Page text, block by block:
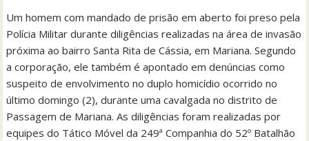
Um homem com mandado de prisão em aberto foi preso pela
Polícia Militar durante diligências realizadas na área de invasão
próxima ao bairro Santa Rita de Cássia, em Mariana. Segundo
a corporação, ele também é apontado em denúncias como
suspeito de envolvimento no duplo homicídio ocorrido no
último domingo (2), durante uma cavalgada no distrito de
Passagem de Mariana. As diligências foram realizadas por
equipes do Tático Móvel da 249ª Companhia do 52º Batalhão